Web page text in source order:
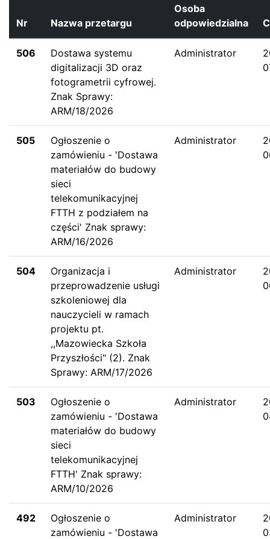
Nr Nazwa przetargu
Osoba
odpowiedzialna
506
Dostawa systemu
digitalizacji 3D oraz
fotogrametrii cyfrowej.
Znak Sprawy:
ARM/18/2026
Administrator
505
Ogłoszenie o
zamówieniu - 'Dostawa
materiałów do budowy
sieci
telekomunikacyjnej
FTTH z podziałem na
części' Znak sprawy:
ARM/16/2026
Administrator
504
Organizacja i
przeprowadzenie usługi
szkoleniowej dla
nauczycieli w ramach
projektu pt.
,,Mazowiecka Szkoła
Przyszłości" (2). Znak
Sprawy: ARM/17/2026
Administrator
503
Ogłoszenie o
zamówieniu - 'Dostawa
materiałów do budowy
sieci
telekomunikacyjnej
FTTH' Znak sprawy:
ARM/10/2026
Administrator
492
Ogłoszenie o
zamówieniu - 'Dostawa
Administrator